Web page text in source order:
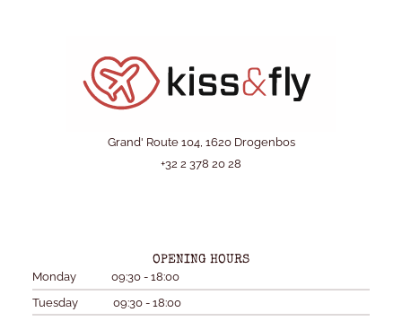
Grand' Route 104, 1620 Drogenbos
+32 2 378 20 28
OPENING HOURS
Monday
09:30 - 18:00
Tuesday
09:30 - 18:00